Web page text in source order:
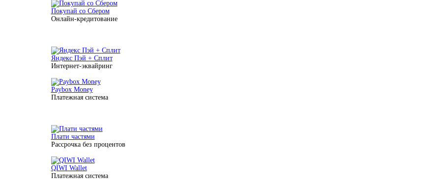
Покупай со Сбером
Онлайн-кредитование
Яндекс Пэй + Сплит
Интернет-эквайринг
Paybox Money
Платежная система
Плати частями
Рассрочка без процентов
QIWI Wallet
Платежная система